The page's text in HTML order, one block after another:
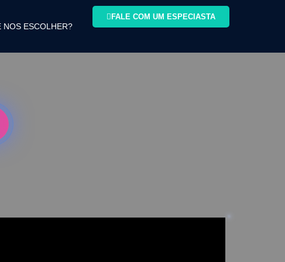
NOS ESCOLHER?
FALE COM UM ESPECIASTA